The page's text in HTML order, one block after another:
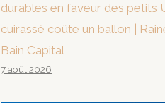
durables en faveur des petits
cuirassé coûte un ballon |
Bain Capital
7 août 2026